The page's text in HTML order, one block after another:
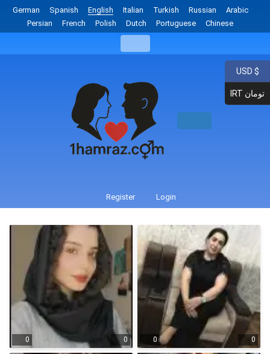
German Spanish English Italian Turkish Russian
Arabic
Persian
French Polish Dutch Portuguese Chinese
Register Login
0 0 0 0
USD $
IRT تومان